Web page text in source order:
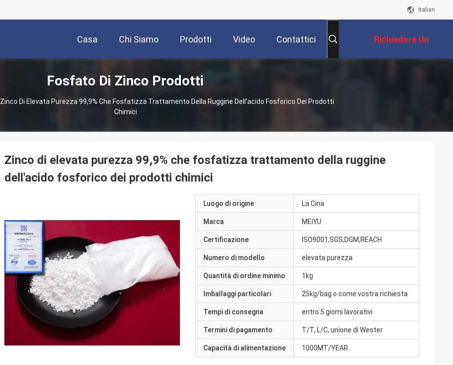
Italian
Casa Chi Siamo Prodotti Video Contattici Richiedere Un
Preventivo
Fosfato Di Zinco Prodotti
Zinco Di Elevata Purezza 99,9% Che Fosfatizza Trattamento Della Ruggine Dell'acido Fosforico Dei Prodotti
Chimici
Zinco di elevata purezza 99,9% che fosfatizza trattamento della ruggine
dell'acido fosforico dei prodotti chimici
Luogo di origine La Cina
Marca MEIYU
Certificazione ISO9001,SGS,DGM,REACH
Numero di modello elevata purezza
Quantità di ordine minimo 1kg
Imballaggi particolari 25kg/bag o come vostra richiesta
Tempi di consegna entro 5 giorni lavorativi
Termini di pagamento T/T, L/C, unione di Wester
Capacità di alimentazione 1000MT/YEAR